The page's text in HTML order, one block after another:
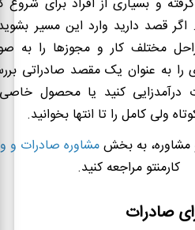
گرفته و بسیاری از افراد برای
قصد دارید وارد این مسیر
مختلف کار و مجوزها را به
را به عنوان یک مقصد صادراتی
درآمدزایی کنید یا محصول خاصی
ولی کامل را تا انتها بخوانید.
مشاوره، به بخشمشاوره صادرات و
کارمنتو مراجعه کنید.
صادرات